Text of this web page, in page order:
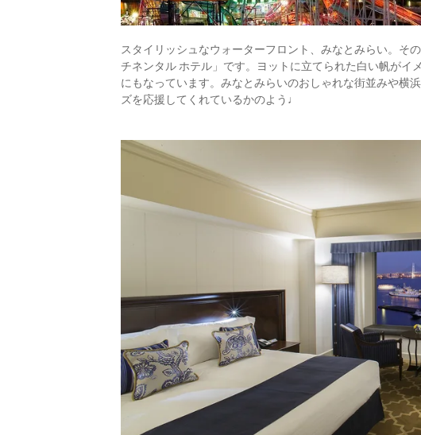
スタイリッシュなウォーターフロント、みなとみらい。そ
チネンタル ホテル」です。ヨットに立てられた白い帆が
にもなっています。みなとみらいのおしゃれな街並みや横
ズを応援してくれているかのよう♩